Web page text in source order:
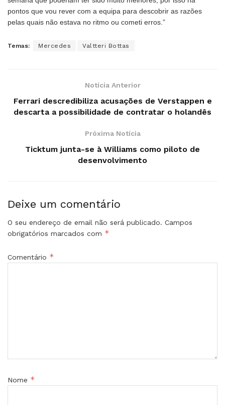
pontos que vou rever com a equipa para descobrir as razões
pelas quais não estava no ritmo ou cometi erros.”
Temas: Mercedes Valtteri Bottas
Notícia Anterior
Ferrari descredibiliza acusações de Verstappen e
descarta a possibilidade de contratar o holandês
Próxima Notícia
Ticktum junta-se à Williams como piloto de
desenvolvimento
Deixe um comentário
O seu endereço de email não será publicado. Campos
obrigatórios marcados com *
Comentário *
Nome *